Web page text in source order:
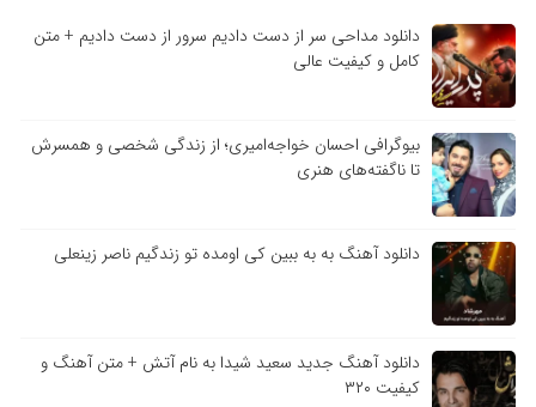
دانلود مداحی سر از دست دادیم سرور از دست دادیم + متن
کامل و کیفیت عالی
بیوگرافی احسان خواجه‌امیری؛ از زندگی شخصی و همسرش
تا ناگفته‌های هنری
دانلود آهنگ به به ببین کی اومده تو زندگیم ناصر زینعلی
دانلود آهنگ جدید سعید شیدا به نام آتش + متن آهنگ و
کیفیت ۳۲۰